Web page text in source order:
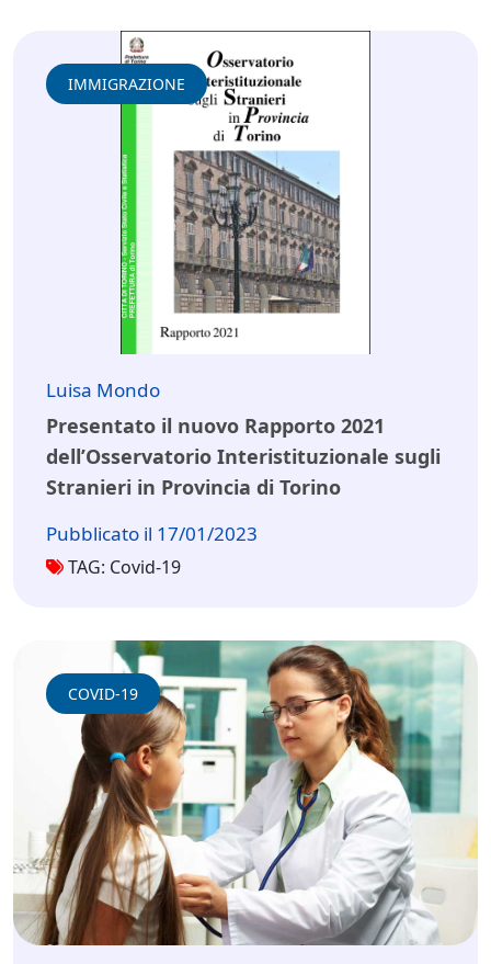
IMMIGRAZIONE
Luisa Mondo
Presentato il nuovo Rapporto 2021
dell’Osservatorio Interistituzionale sugli
Stranieri in Provincia di Torino
Pubblicato il 17/01/2023
TAG: Covid-19
COVID-19